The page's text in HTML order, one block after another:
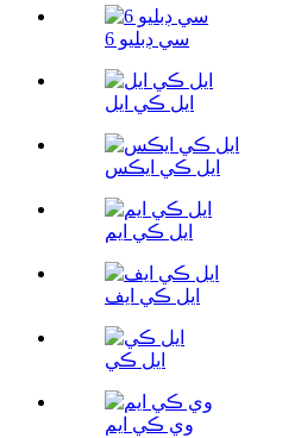
سي ڊبليو 6
ايل ڪي ايل
ايل ڪي ايڪس
ايل ڪي ايم
ايل ڪي ايف
ايل ڪي
وي ڪي ايم